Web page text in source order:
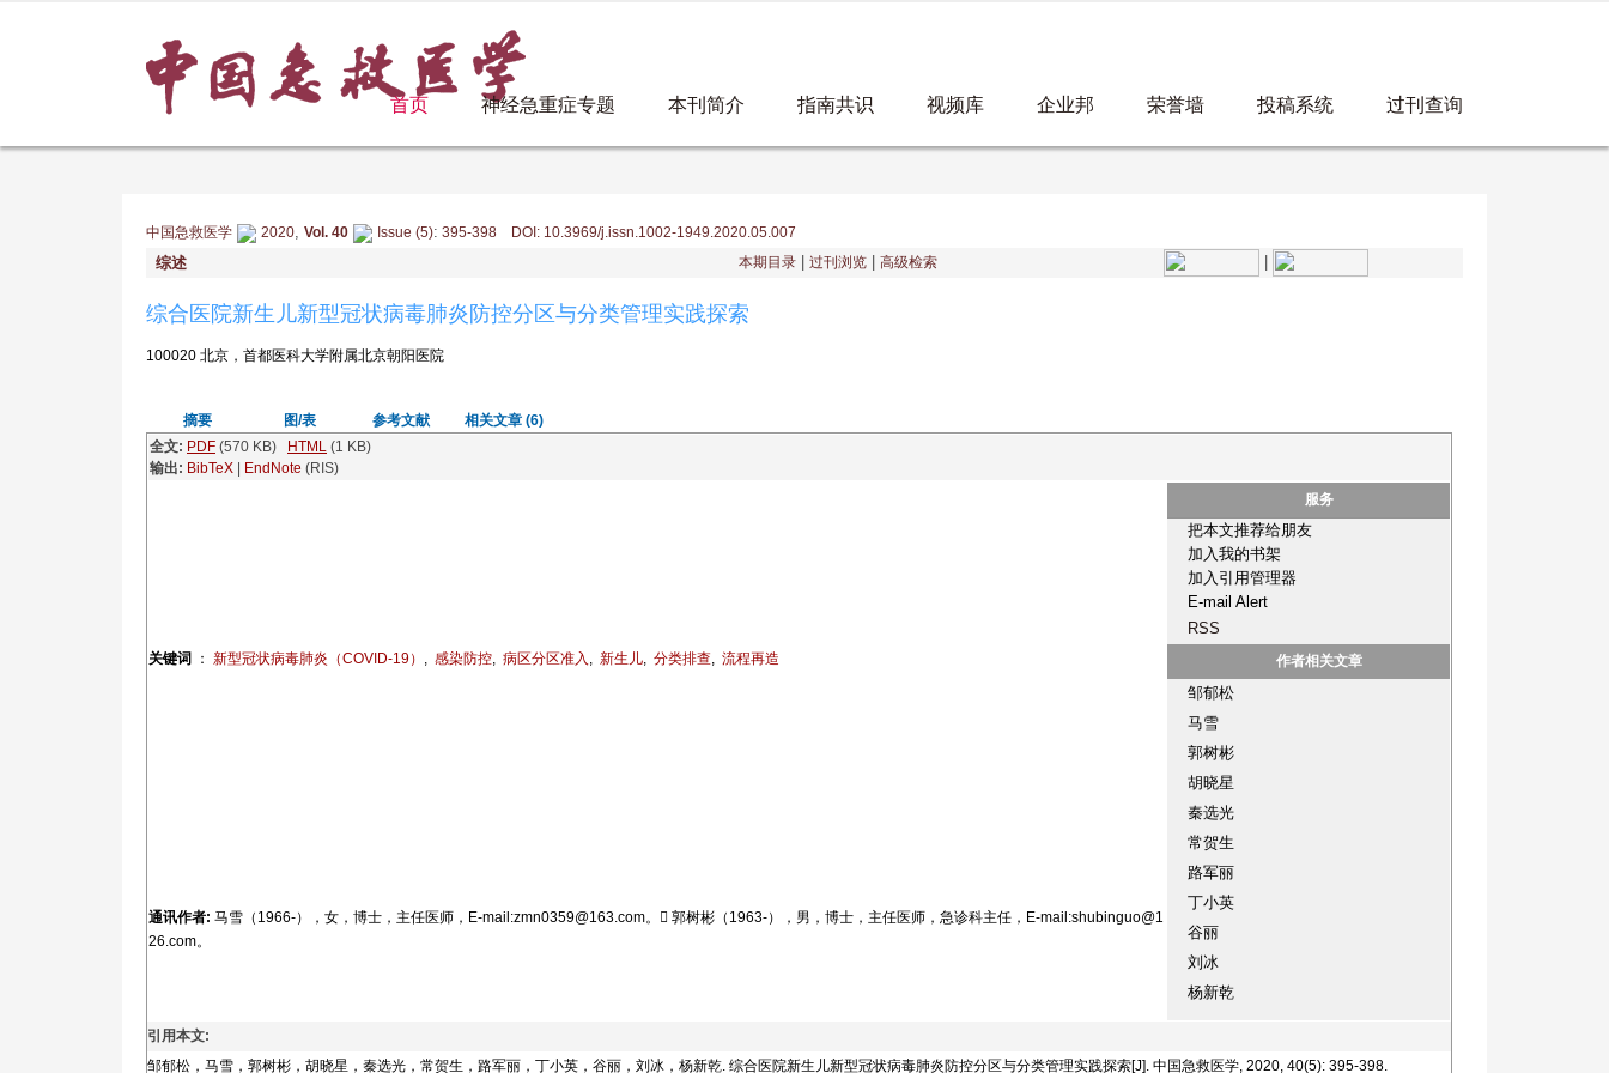
首页 神经急重症专题 本刊简介 指南共识 视频库 企业邦 荣誉墙 投稿系统 过刊查询
中国急救医学 2020, Vol. 40 Issue (5): 395-398 DOI: 10.3969/j.issn.1002-1949.2020.05.007
综述 本期目录| 过刊浏览| 高级检索 |
综合医院新生儿新型冠状病毒肺炎防控分区与分类管理实践探索
100020 北京，首都医科大学附属北京朝阳医院
摘要 图/表 参考文献
相关文章 (6)
全文: PDF (570 KB) HTML (1 KB)
输出: BibTeX EndNote (RIS)
服务
把本文推荐给朋友
加入我的书架
加入引用管理器
E-mail Alert
RSS
作者相关文章
邹郁松
马雪
郭树彬
胡晓星
秦选光
常贺生
路军丽
丁小英
谷丽
刘冰
杨新乾
关键词 ： 新型冠状病毒肺炎（COVID-19） , 感染防控, 病区分区准入 , 新生儿, 分类排查, 流程再造
通讯作者: 马雪（1966-），女，博士，主任医师，E-mail:zmn0359@163.com。 郭树彬（1963-），男，博士，主任医师，急诊科主任，E-mail:shubinguo@1
26.com。
引用本文:
邹郁松，马雪，郭树彬，胡晓星，秦选光，常贺生，路军丽，丁小英，谷丽，刘冰，杨新乾. 综合医院新生儿新型冠状病毒肺炎防控分区与分类管理实践探索[J]. 中国急救医学, 2020, 40(5): 395-398.